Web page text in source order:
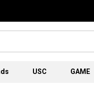
USC GAME